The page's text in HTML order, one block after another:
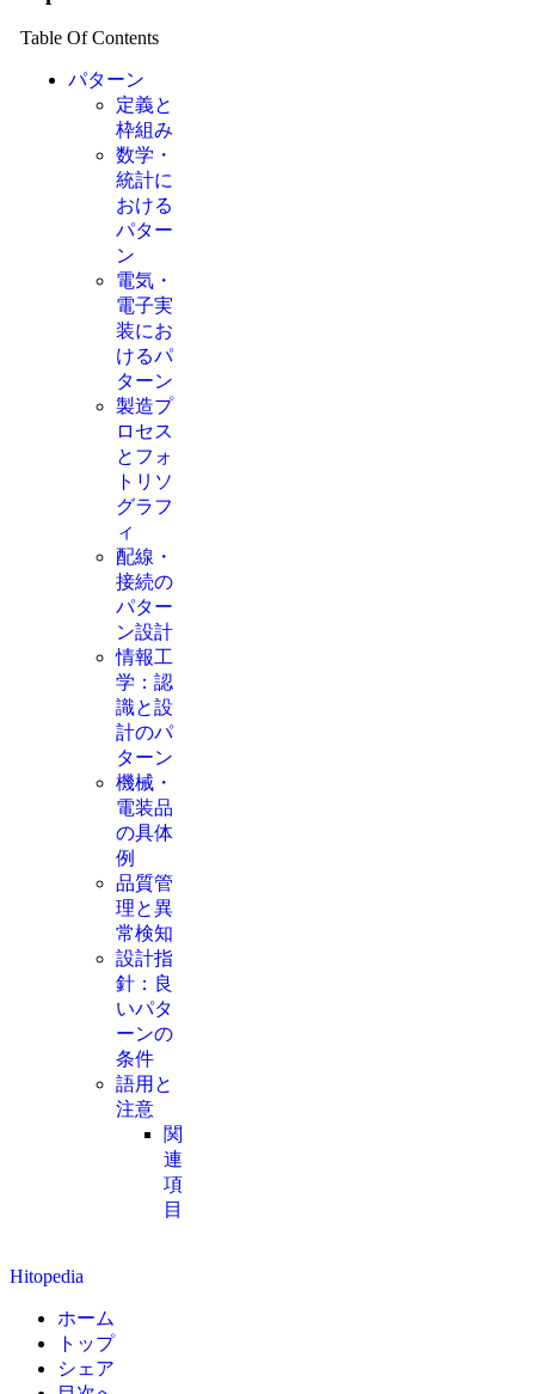
Table Of Contents
パターン
定義と
枠組み
数学・
統計に
おける
パター
ン
電気・
電子実
装にお
けるパ
ターン
製造プ
ロセス
とフォ
トリソ
グラフ
ィ
配線・
接続の
パター
ン設計
情報工
学：認
識と設
計のパ
ターン
機械・
電装品
の具体
例
品質管
理と異
常検知
設計指
針：良
いパタ
ーンの
条件
語用と
注意
関
連
項
目
Hitopedia
ホーム
トップ
シェア